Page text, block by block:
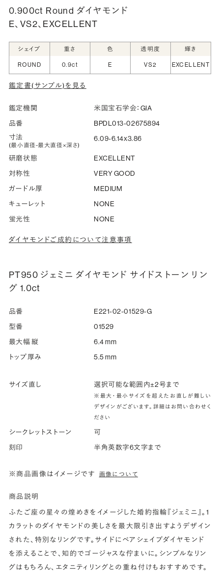
シークレットストーン：指輪の内側に留める宝石のこ
と
宝石を選んでセッティングすることができます。ショッピング
カート画面で、お好みの宝石をお選びください (有料)。
詳しく見る
0.900ct Round ダイヤモンド
E、VS2、EXCELLENT
シェイプ 重さ 色 透明度 輝き
ROUND 0.9ct E VS2 EXCELLENT
鑑定書(サンプル)を見る
鑑定機関
米国宝石学会：GIA
品番
BPDL013-02675894
寸法
(最小直径-最大直径×深さ)
6.09-6.14x3.86
研磨状態
EXCELLENT
対称性
VERY GOOD
ガードル厚
MEDIUM
キューレット
NONE
蛍光性
NONE
ダイヤモンドご成約について注意事項
PT950 ジェミニ ダイヤモンド サイドストーン リン
グ 1.0ct
品番
E221-02-01529-G
型番
01529
最大幅 縦
6.4 mm
トップ厚み
5.5 mm
サイズ直し 選択可能な範囲内±2号まで
※最大・最小サイズを超えたお直しが難しい
デザインがございます。詳細はお問い合わせく
ださい
シークレットストーン
可
刻印
半角英数字6文字まで
※商品画像はイメージです 画像について
商品説明
ふたご座の星々の煌めきをイメージした婚約指輪『ジェミニ』。1
カラットのダイヤモンドの美しさを最大限引き出すようデザイン
された、特別なリングです。サイドにペアシェイプダイヤモンド
を添えることで、知的でゴージャスな佇まいに。シンプルなリン
グはもちろん、エタニティリングとの重ね付けもおすすめです。